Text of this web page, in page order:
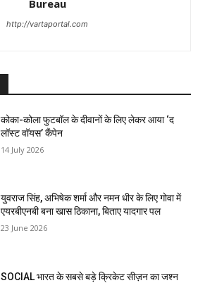
Bureau
http://vartaportal.com
कोका-कोला फुटबॉल के दीवानों के लिए लेकर आया ‘द
लॉस्‍ट वॉयस’ कैंपेन
14 July 2026
युवराज सिंह, अभिषेक शर्मा और नमन धीर के लिए गोवा में
एयरबीएनबी बना खास ठिकाना, बिताए यादगार पल
23 June 2026
SOCIAL भारत के सबसे बड़े क्रिकेट सीज़न का जश्न